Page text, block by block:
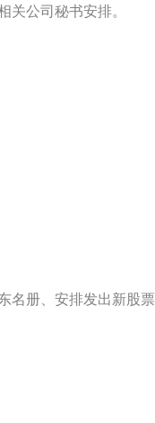
关公司秘书安排。
名册、安排发出新股票